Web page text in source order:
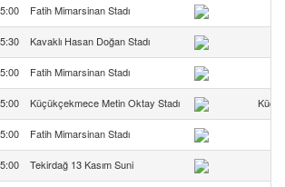
Fatih Mimarsinan Stadı
Kavaklı Hasan Doğan Stadı
Fatih Mimarsinan Stadı
Küçükçekmece Metin Oktay Stadı
Fatih Mimarsinan Stadı
Tekirdağ 13 Kasım Suni